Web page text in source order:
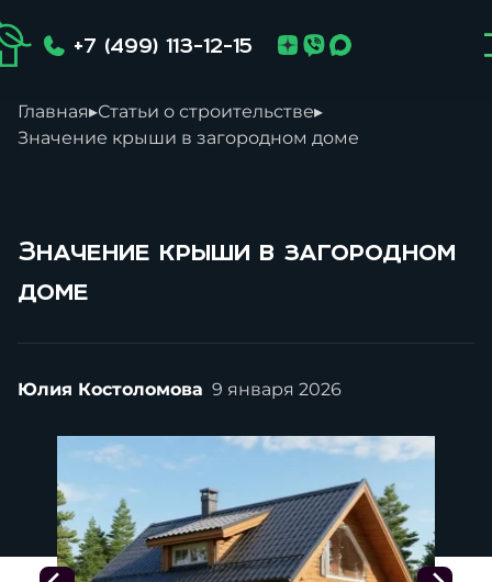
+7 (499) 113-12-15
Главная▸Статьи о строительстве▸
Значение крыши в загородном доме
Значение крыши в загородном
доме
Юлия Костоломова 9 января 2026